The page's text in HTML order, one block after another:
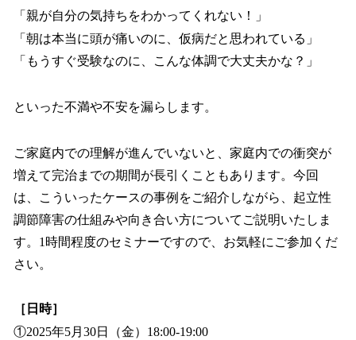
「親が自分の気持ちをわかってくれない！」
「朝は本当に頭が痛いのに、仮病だと思われている」
「もうすぐ受験なのに、こんな体調で大丈夫かな？」
といった不満や不安を漏らします。
ご家庭内での理解が進んでいないと、家庭内での衝突が
増えて完治までの期間が長引くこともあります。今回
は、こういったケースの事例をご紹介しながら、起立性
調節障害の仕組みや向き合い方についてご説明いたしま
す。1時間程度のセミナーですので、お気軽にご参加くだ
さい。
［日時］
①2025年5月30日（金）18:00-19:00